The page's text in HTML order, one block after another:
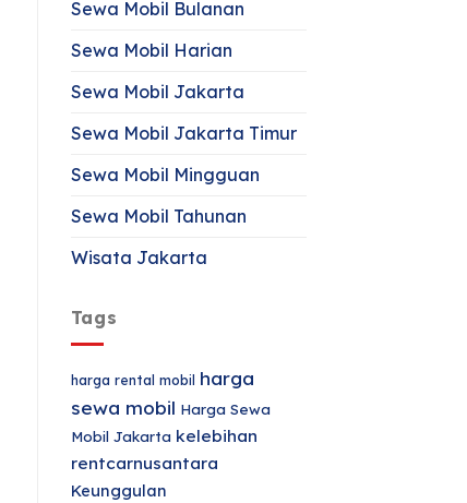
Sewa Mobil Bulanan
Sewa Mobil Harian
Sewa Mobil Jakarta
Sewa Mobil Jakarta Timur
Sewa Mobil Mingguan
Sewa Mobil Tahunan
Wisata Jakarta
Tags
harga rental mobil harga
sewa mobil Harga Sewa
Mobil Jakarta kelebihan
rentcarnusantara
Keunggulan